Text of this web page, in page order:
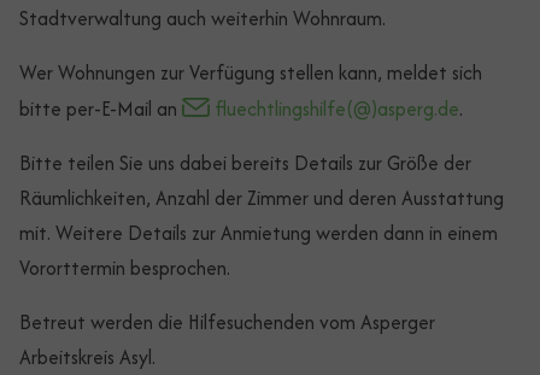
Stadtverwaltung auch weiterhin Wohnraum.
Wer Wohnungen zur Verfügung stellen kann, meldet sich
bitte per-E-Mail an
fluechtlingshilfe(@)asperg.de.
Bitte teilen Sie uns dabei bereits Details zur Größe der
Räumlichkeiten, Anzahl der Zimmer und deren Ausstattung
mit. Weitere Details zur Anmietung werden dann in einem
Vororttermin besprochen.
Betreut werden die Hilfesuchenden vom Asperger
Arbeitskreis Asyl.